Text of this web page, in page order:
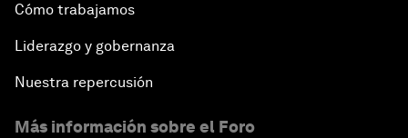
Cómo trabajamos
Liderazgo y gobernanza
Nuestra repercusión
Más información sobre el Foro